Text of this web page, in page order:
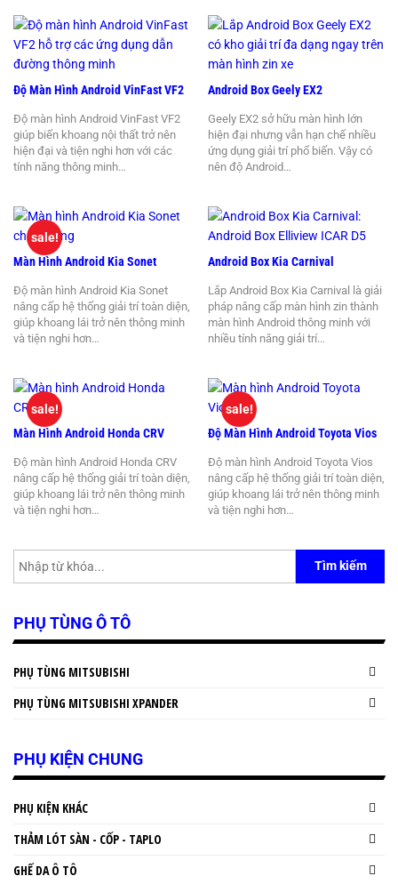
Độ Màn Hình Android VinFast VF2
Độ màn hình Android VinFast VF2
giúp biến khoang nội thất trở nên
hiện đại và tiện nghi hơn với các
tính năng thông minh…
Android Box Geely EX2
Geely EX2 sở hữu màn hình lớn
hiện đại nhưng vẫn hạn chế nhiều
ứng dụng giải trí phổ biến. Vậy có
nên độ Android…
Màn Hình Android Kia Sonet
Độ màn hình Android Kia Sonet
nâng cấp hệ thống giải trí toàn diện,
giúp khoang lái trở nên thông minh
và tiện nghi hơn…
sale!
Android Box Kia Carnival
Lắp Android Box Kia Carnival là giải
pháp nâng cấp màn hình zin thành
màn hình Android thông minh với
nhiều tính năng giải trí…
Màn Hình Android Honda CRV
Độ màn hình Android Honda CRV
nâng cấp hệ thống giải trí toàn diện,
giúp khoang lái trở nên thông minh
và tiện nghi hơn…
sale!
Độ Màn Hình Android Toyota Vios
Độ màn hình Android Toyota Vios
nâng cấp hệ thống giải trí toàn diện,
giúp khoang lái trở nên thông minh
và tiện nghi hơn…
sale!
Tìm kiếm
PHỤ TÙNG Ô TÔ
PHỤ TÙNG MITSUBISHI
PHỤ TÙNG MITSUBISHI XPANDER
PHỤ KIỆN CHUNG
PHỤ KIỆN KHÁC
THẢM LÓT SÀN - CỐP - TAPLO
GHẾ DA Ô TÔ